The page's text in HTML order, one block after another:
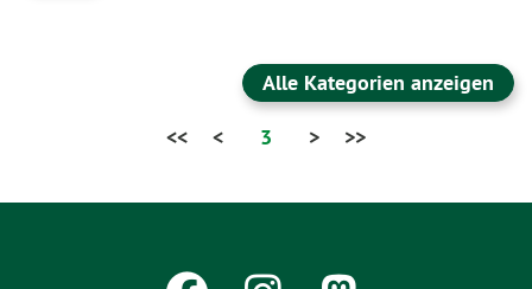
Alle Kategorien anzeigen
<<
< 3 > >>